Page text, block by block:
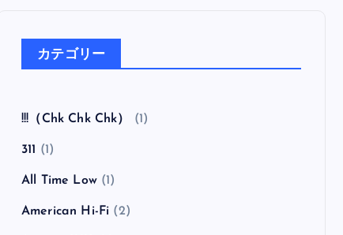
（ランシド オナー・イズ・オール・ウィー・ノ
ウ）
（ザ・コーラル インヴィジブル・インヴェイジ
ョン）